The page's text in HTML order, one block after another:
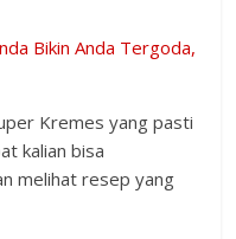
Bikin Anda Tergoda,
Kremes yang pasti
kalian bisa
melihat resep yang